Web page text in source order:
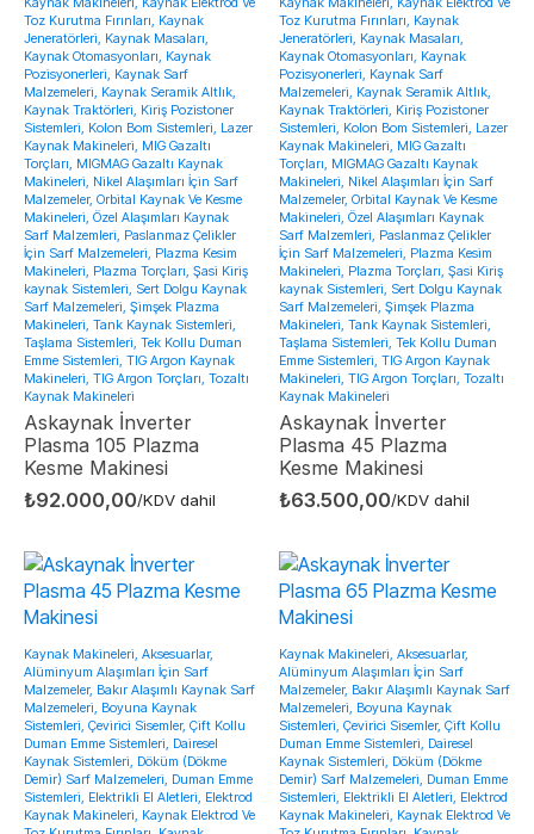
Toz Kurutma Fırınları, Kaynak
Jeneratörleri, Kaynak Masaları,
Kaynak Otomasyonları, Kaynak
Pozisyonerleri, Kaynak Sarf
Malzemeleri, Kaynak Seramik Altlık,
Kaynak Traktörleri, Kiriş Pozistoner
Sistemleri, Kolon Bom Sistemleri, Lazer
Kaynak Makineleri, MIG Gazaltı
Torçları, MIGMAG Gazaltı Kaynak
Makineleri, Nikel Alaşımları İçin Sarf
Malzemeler, Orbital Kaynak Ve Kesme
Makineleri, Özel Alaşımları Kaynak
Sarf Malzemleri, Paslanmaz Çelikler
İçin Sarf Malzemeleri, Plazma Kesim
Makineleri, Plazma Torçları, Şasi Kiriş
kaynak Sistemleri, Sert Dolgu Kaynak
Sarf Malzemeleri, Şimşek Plazma
Makineleri, Tank Kaynak Sistemleri,
Taşlama Sistemleri, Tek Kollu Duman
Emme Sistemleri, TIG Argon Kaynak
Makineleri, TIG Argon Torçları, Tozaltı
Kaynak Makineleri
Askaynak İnverter
Plasma 105 Plazma
Kesme Makinesi
₺92.000,00/KDV dahil
Toz Kurutma Fırınları, Kaynak
Jeneratörleri, Kaynak Masaları,
Kaynak Otomasyonları, Kaynak
Pozisyonerleri, Kaynak Sarf
Malzemeleri, Kaynak Seramik Altlık,
Kaynak Traktörleri, Kiriş Pozistoner
Sistemleri, Kolon Bom Sistemleri, Lazer
Kaynak Makineleri, MIG Gazaltı
Torçları, MIGMAG Gazaltı Kaynak
Makineleri, Nikel Alaşımları İçin Sarf
Malzemeler, Orbital Kaynak Ve Kesme
Makineleri, Özel Alaşımları Kaynak
Sarf Malzemleri, Paslanmaz Çelikler
İçin Sarf Malzemeleri, Plazma Kesim
Makineleri, Plazma Torçları, Şasi Kiriş
kaynak Sistemleri, Sert Dolgu Kaynak
Sarf Malzemeleri, Şimşek Plazma
Makineleri, Tank Kaynak Sistemleri,
Taşlama Sistemleri, Tek Kollu Duman
Emme Sistemleri, TIG Argon Kaynak
Makineleri, TIG Argon Torçları, Tozaltı
Kaynak Makineleri
Askaynak İnverter
Plasma 45 Plazma
Kesme Makinesi
₺63.500,00/KDV dahil
Kaynak Makineleri, Aksesuarlar,
Alüminyum Alaşımları İçin Sarf
Malzemeler, Bakır Alaşımlı Kaynak Sarf
Malzemeleri, Boyuna Kaynak
Sistemleri, Çevirici Sisemler, Çift Kollu
Duman Emme Sistemleri, Dairesel
Kaynak Sistemleri, Döküm (Dökme
Demir) Sarf Malzemeleri, Duman Emme
Sistemleri, Elektrikli El Aletleri, Elektrod
Kaynak Makineleri, Kaynak Elektrod Ve
Kaynak Makineleri, Aksesuarlar,
Alüminyum Alaşımları İçin Sarf
Malzemeler, Bakır Alaşımlı Kaynak Sarf
Malzemeleri, Boyuna Kaynak
Sistemleri, Çevirici Sisemler, Çift Kollu
Duman Emme Sistemleri, Dairesel
Kaynak Sistemleri, Döküm (Dökme
Demir) Sarf Malzemeleri, Duman Emme
Sistemleri, Elektrikli El Aletleri, Elektrod
Kaynak Makineleri, Kaynak Elektrod Ve